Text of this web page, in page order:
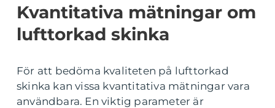
Kvantitativa mätningar om
lufttorkad skinka
För att bedöma kvaliteten på lufttorkad
skinka kan vissa kvantitativa mätningar vara
användbara. En viktig parameter är